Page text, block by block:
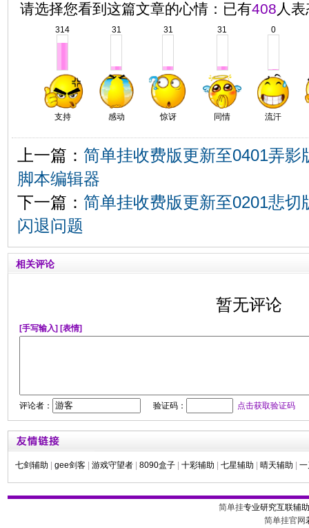
请选择您看到这篇文章的心情：已有408 人
314
支持
31
感动
31
惊讶
31
同情
0
流汗
上一篇： 简单挂收费版更新至0401弄
脚本编辑器
下一篇： 简单挂收费版更新至0201悲
闪退问题
相关评论
暂无评论
[手写输入] [表情]
评论者： 验证码： 点击获取验证码
七剑辅助 gee剑客 游戏守望者 8090盒子 十彩辅助 七星辅助 晴天辅助 一
简单挂专业研究互联辅
简单挂官网